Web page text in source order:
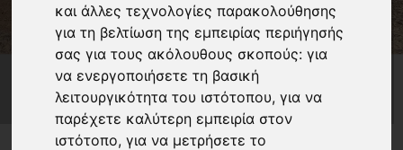
και άλλες τεχνολογίες παρακολούθησης
για τη βελτίωση της εμπειρίας περιήγησής
σας για τους ακόλουθους σκοπούς:για
να ενεργοποιήσετε τη βασική
λειτουργικότητα του ιστότοπου,για να
παρέχετε καλύτερη εμπειρία στον
ιστότοπο,για να μετρήσετε το
Φιλοξενία Γάλλων
Μαθητών !